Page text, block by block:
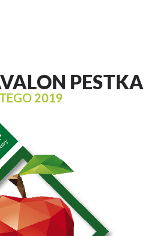
PESTKA
2019